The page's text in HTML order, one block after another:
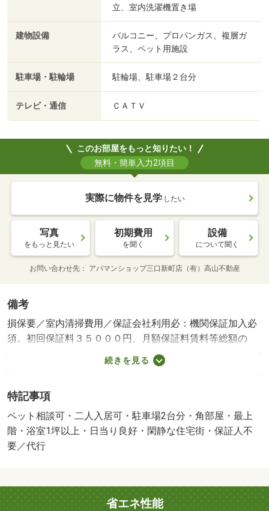
立、室内洗濯機置き場
建物設備
バルコニー、プロパンガス、複層ガ
ラス、ペット用施設
駐車場・駐輪場 駐輪場、駐車場２台分
テレビ・通信 ＣＡＴＶ
このお部屋をもっと知りたい！
無料・簡単入力2項目
実際に物件を見学 したい
写真
をもっと見たい
初期費用
を聞く
設備
について聞く
お問い合わせ先 アパマンショップ三口新町店（有）高山不動産
備考
損保要／室内清掃費用／保証会社利用必：機関保証加入必
須。初回保証料３５０００円、月額保証料賃料等総額の
１％＋８００円／月（その他商品あり）／二人入居可／子
供可／ペット相談／駐２台可／［退去時費用 退去費用実
にＬＰガス事業者にご確認いただけます。 ルームクリー
ニング料金に、エアコンクリーニング費用を含みます。ル
ームクリーニング料金は入居時にお預りさせて頂きます。
ペット飼養の場合は敷金１か月追加預託 保証会社：株
ー付洗面台／ＴＶインターホン／室内洗濯置／陽当り良好
／シューズボックス／南向き／追焚機能浴室／角住戸／温
続きを見る
特記事項
ペット相談可・二人入居可・駐車場2台分・角部屋・最上
階・浴室1坪以上・日当り良好・閑静な住宅街・保証人不
要／代行
省エネ性能